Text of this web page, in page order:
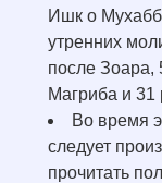
Ишк о
утренних
после Зоара,
Магриба и
Во время
следует
прочитать